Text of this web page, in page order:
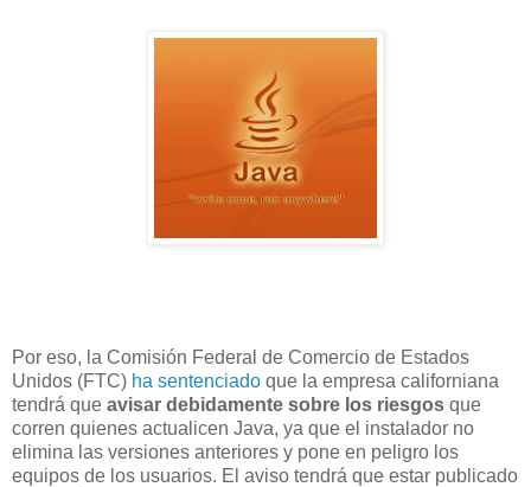
Por eso, la Comisión Federal de Comercio de Estados
Unidos (FTC) ha sentenciado que la empresa californiana
tendrá que avisar debidamente sobre los riesgos que
corren quienes actualicen Java, ya que el instalador no
elimina las versiones anteriores y pone en peligro los
equipos de los usuarios. El aviso tendrá que estar publicado